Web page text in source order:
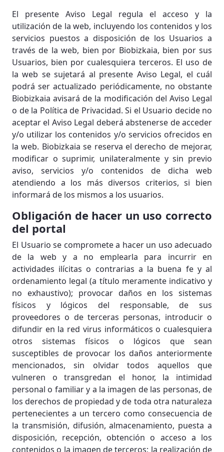
El presente Aviso Legal regula el acceso y la
utilización de la web, incluyendo los contenidos y los
servicios puestos a disposición de los Usuarios a
través de la web, bien por Biobizkaia, bien por sus
Usuarios, bien por cualesquiera terceros. El uso de
la web se sujetará al presente Aviso Legal, el cuál
podrá ser actualizado periódicamente, no obstante
Biobizkaia avisará de la modificación del Aviso Legal
o de la Política de Privacidad. Si el Usuario decide no
aceptar el Aviso Legal deberá abstenerse de acceder
y/o utilizar los contenidos y/o servicios ofrecidos en
la web. Biobizkaia se reserva el derecho de mejorar,
modificar o suprimir, unilateralmente y sin previo
aviso, servicios y/o contenidos de dicha web
atendiendo a los más diversos criterios, si bien
informará de los mismos a los usuarios.
Obligación de hacer un uso correcto
del portal
El Usuario se compromete a hacer un uso adecuado
de la web y a no emplearla para incurrir en
actividades ilícitas o contrarias a la buena fe y al
ordenamiento legal (a título meramente indicativo y
no exhaustivo); provocar daños en los sistemas
físicos y lógicos del responsable, de sus
proveedores o de terceras personas, introducir o
difundir en la red virus informáticos o cualesquiera
otros sistemas físicos o lógicos que sean
susceptibles de provocar los daños anteriormente
mencionados, sin olvidar todos aquellos que
vulneren o transgredan el honor, la intimidad
personal o familiar y a la imagen de las personas, de
los derechos de propiedad y de toda otra naturaleza
pertenecientes a un tercero como consecuencia de
la transmisión, difusión, almacenamiento, puesta a
disposición, recepción, obtención o acceso a los
contenidos o la imagen de terceros; la realización de